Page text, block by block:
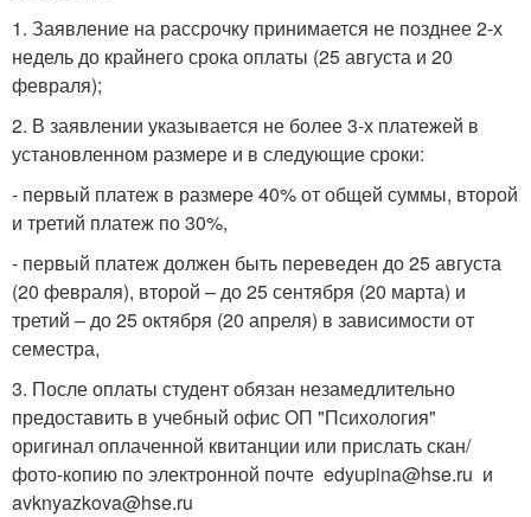
1. Заявление на рассрочку принимается не позднее 2-х
недель до крайнего срока оплаты (25 августа и 20
февраля);
2. В заявлении указывается не более 3-х платежей в
установленном размере и в следующие сроки:
- первый платеж в размере 40% от общей суммы, второй
и третий платеж по 30%,
- первый платеж должен быть переведен до 25 августа
(20 февраля), второй – до 25 сентября (20 марта) и
третий – до 25 октября (20 апреля) в зависимости от
семестра,
3. После оплаты студент обязан незамедлительно
предоставить в учебный офис ОП "Психология"
оригинал оплаченной квитанции или прислать скан/
фото-копию по электронной почте edyupina@hse.ru и
avknyazkova@hse.ru